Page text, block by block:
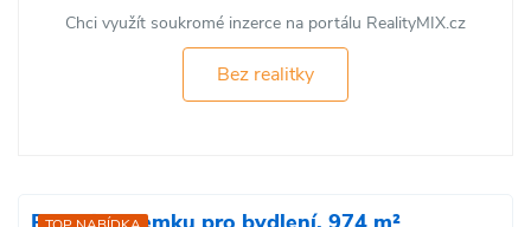
Chci využít soukromé inzerce na portálu RealityMIX.cz
Bez realitky